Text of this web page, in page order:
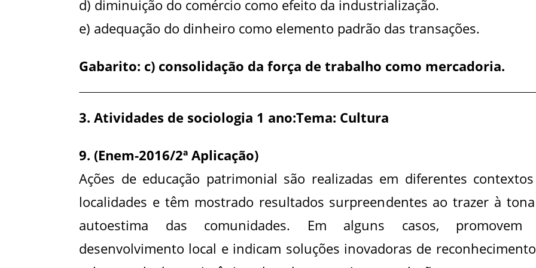
d) diminuição do comércio como efeito da industrialização.
e) adequação do dinheiro como elemento padrão das transações.
Gabarito: c) consolidação da força de trabalho como mercadoria.
3. Atividades de sociologia 1 ano:Tema: Cultura
9. (Enem-2016/2ª Aplicação)
Ações de educação patrimonial são realizadas em diferentes
localidades e têm mostrado resultados surpreendentes ao trazer à
autoestima das comunidades. Em alguns casos, promovem
desenvolvimento local e indicam soluções inovadoras de